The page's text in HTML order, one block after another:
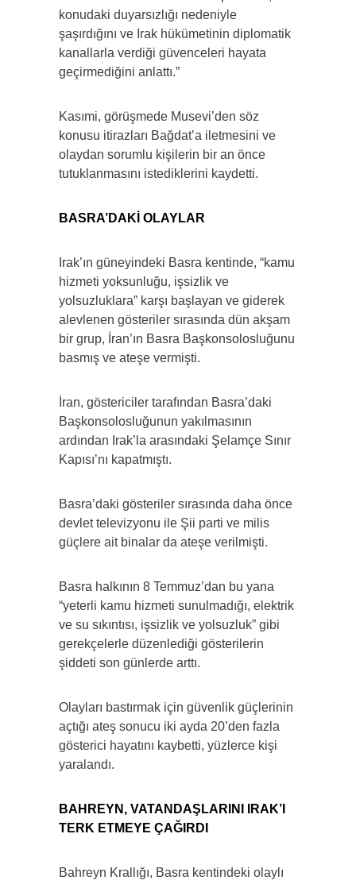
konudaki duyarsızlığı nedeniyle
şaşırdığını ve Irak hükümetinin diplomatik
kanallarla verdiği güvenceleri hayata
geçirmediğini anlattı.”
Kasımi, görüşmede Musevi’den söz
konusu itirazları Bağdat’a iletmesini ve
olaydan sorumlu kişilerin bir an önce
tutuklanmasını istediklerini kaydetti.
BASRA’DAKİ OLAYLAR
Irak’ın güneyindeki Basra kentinde, “kamu
hizmeti yoksunluğu, işsizlik ve
yolsuzluklara” karşı başlayan ve giderek
alevlenen gösteriler sırasında dün akşam
bir grup, İran’ın Basra Başkonsolosluğunu
basmış ve ateşe vermişti.
İran, göstericiler tarafından Basra’daki
Başkonsolosluğunun yakılmasının
ardından Irak’la arasındaki Şelamçe Sınır
Kapısı’nı kapatmıştı.
Basra’daki gösteriler sırasında daha önce
devlet televizyonu ile Şii parti ve milis
güçlere ait binalar da ateşe verilmişti.
Basra halkının 8 Temmuz’dan bu yana
“yeterli kamu hizmeti sunulmadığı, elektrik
ve su sıkıntısı, işsizlik ve yolsuzluk” gibi
gerekçelerle düzenlediği gösterilerin
şiddeti son günlerde arttı.
Olayları bastırmak için güvenlik güçlerinin
açtığı ateş sonucu iki ayda 20’den fazla
gösterici hayatını kaybetti, yüzlerce kişi
yaralandı.
BAHREYN, VATANDAŞLARINI IRAK’I
TERK ETMEYE ÇAĞIRDI
Bahreyn Krallığı, Basra kentindeki olaylı